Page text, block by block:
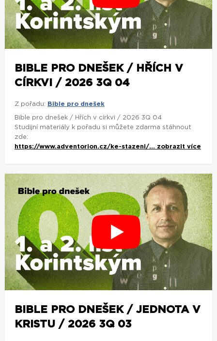
BIBLE PRO DNEŠEK / HŘÍCH V
CÍRKVI / 2026 3Q 04
Z pořadu: Bible pro dnešek
Bible pro dnešek / Hřích v církvi / 2026 3Q 04
Studijní materiály k pořadu si můžete zdarma stáhnout
zde:
https://www.adventorion.cz/ke-stazeni/... zobrazit více
BIBLE PRO DNEŠEK / JEDNOTA V
KRISTU / 2026 3Q 03